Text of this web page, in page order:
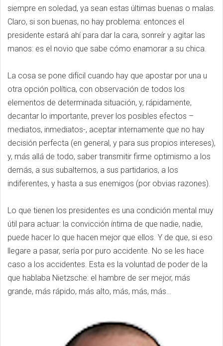
siempre en soledad, ya sean estas últimas buenas o malas.
Claro, si son buenas, no hay problema: entonces el
presidente estará ahí para dar la cara, sonreír y agitar las
manos: es el novio que sabe cómo enamorar a su chica.
La cosa se pone difícil cuando hay que apostar por una u
otra opción política, con observación de todos los
elementos de determinada situación, y, rápidamente,
decantar lo importante, prever los posibles efectos –
mediatos, inmediatos-, aceptar internamente que no hay
decisión perfecta (en general, y para sus propios intereses),
y, más allá de todo, saber transmitir firme optimismo a los
demás, a sus subalternos, a sus partidarios, a los
indiferentes, y hasta a sus enemigos (por obvias razones).
Lo que tienen los presidentes es una condición mental muy
útil para actuar: la convicción íntima de que nadie, nadie,
puede hacer lo que hacen mejor que ellos. Y de que, si eso
llegare a pasar, sería por puro accidente. No se les hace
caso a los accidentes. Esta es la voluntad de poder de la
que hablaba Nietzsche: el hambre de ser mejor, más
grande, más rápido, más alto, más, más, más…